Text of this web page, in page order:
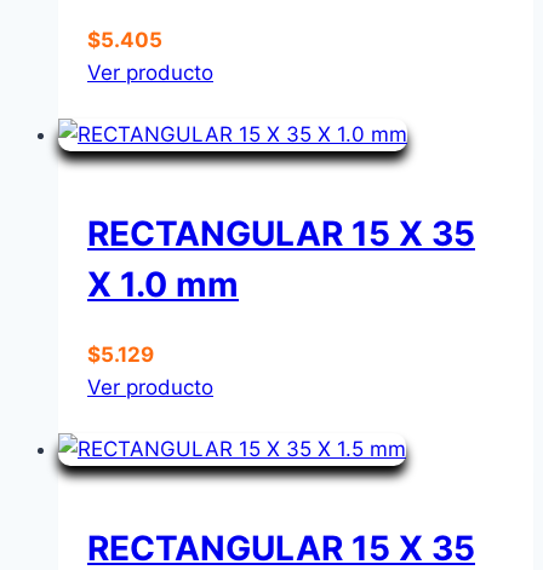
$5.405
Ver producto
RECTANGULAR 15 X 35
X 1.0 mm
$5.129
Ver producto
RECTANGULAR 15 X 35